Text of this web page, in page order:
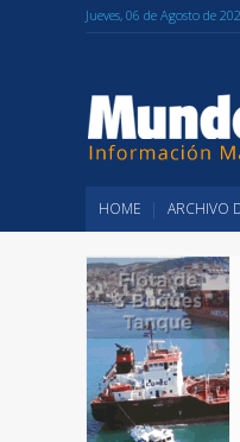
Jueves, 06 de Agosto de
HOME ARCHIVO